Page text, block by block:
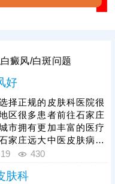
癜风/白斑问题
好
择正规的皮肤科医院很
区很多患者前往石家庄
市拥有更加丰富的医疗
家庄远大中医皮肤病医
患者信赖，这家医院专
果得到验证，主张先诊
430
肤科